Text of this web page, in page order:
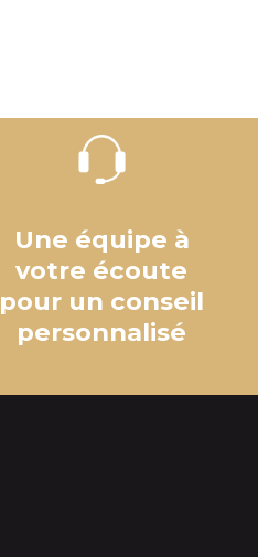
Une équipe à
votre écoute
pour un conseil
personnalisé